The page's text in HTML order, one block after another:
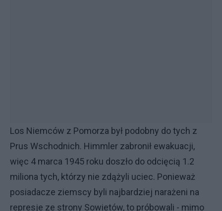
Los Niemców z Pomorza był podobny do tych z
Prus Wschodnich. Himmler zabronił ewakuacji,
więc 4 marca 1945 roku doszło do odcięcią 1.2
miliona tych, którzy nie zdążyli uciec. Ponieważ
posiadacze ziemscy byli najbardziej narażeni na
represje ze strony Sowietów, to próbowali - mimo